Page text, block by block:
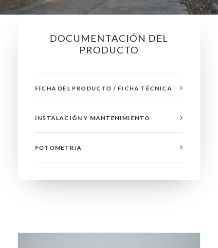
DOCUMENTACIÓN DEL
PRODUCTO
FICHA DEL PRODUCTO / FICHA TÉCNICA
INSTALACIÓN Y MANTENIMIENTO
FOTOMETRIA